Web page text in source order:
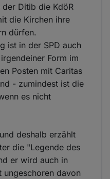
Ditib die KdöR
die Kirchen ihre
dürfen.
ist in der SPD auch
Form im
Posten mit Caritas
- zumindest ist die
es nicht
deshalb erzählt
die "Legende des
er wird auch in
ungeschoren davon